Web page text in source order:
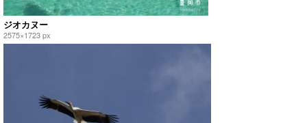
ジオカヌー
2575×1723 px